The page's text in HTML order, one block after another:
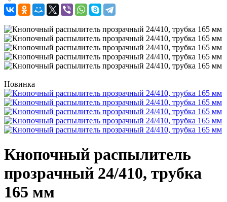
Новинка
Кнопочный распылитель
прозрачный 24/410, трубка
165 мм